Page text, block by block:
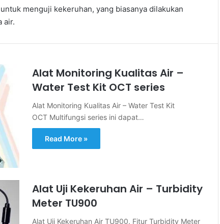
menguji kekeruhan, yang biasanya dilakukan
air.
Alat Monitoring Kualitas Air –
Water Test Kit OCT series
Alat Monitoring Kualitas Air – Water Test Kit
OCT Multifungsi series ini dapat…
Read More »
Alat Uji Kekeruhan Air – Turbidity
Meter TU900
Alat Uji Kekeruhan Air TU900. Fitur Turbidity Meter